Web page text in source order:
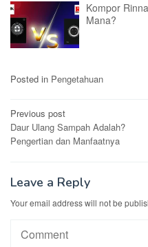
Kompor
Mana?
Posted in Pengetahuan
Post
navigation
Previous post
Daur Ulang Sampah Adalah?
Pengertian dan Manfaatnya
Leave a Reply
Your email address will not be